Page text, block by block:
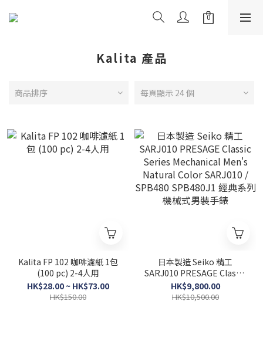
Kalita 產品
商品排序 每頁顯示 24 個
Kalita FP 102 咖啡濾紙 1包
(100 pc) 2-4人用
HK$28.00 ~ HK$73.00
HK$150.00
日本製造 Seiko 精工
SARJ010 PRESAGE Classic
Series Mechanical Men's
Natural Color SARJ010 /
HK$9,800.00
HK$10,500.00